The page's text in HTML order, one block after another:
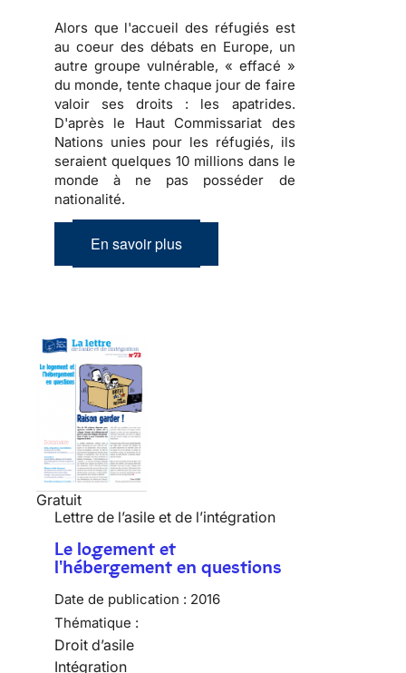
Alors que l'accueil des réfugiés est
au coeur des débats en Europe, un
autre groupe vulnérable, « effacé »
du monde, tente chaque jour de faire
valoir ses droits : les apatrides.
D'après le Haut Commissariat des
Nations unies pour les réfugiés, ils
seraient quelques 10 millions dans le
monde à ne pas posséder de
nationalité.
En savoir plus
Gratuit
Lettre de l’asile et de l’intégration
Le logement et
l'hébergement en questions
Date de publication : 2016
Thématique :
Droit d’asile
Intégration